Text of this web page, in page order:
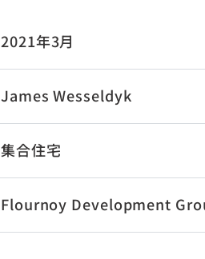
2021年3月
James Wesseldyk
集合住宅
Flournoy Development